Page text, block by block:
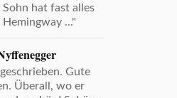
Sohn hat fast alles
Hemingway ..."
Gute
Überall, wo er